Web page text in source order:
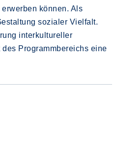
können. Als
sozialer Vielfalt.
interkultureller
Programmbereichs eine